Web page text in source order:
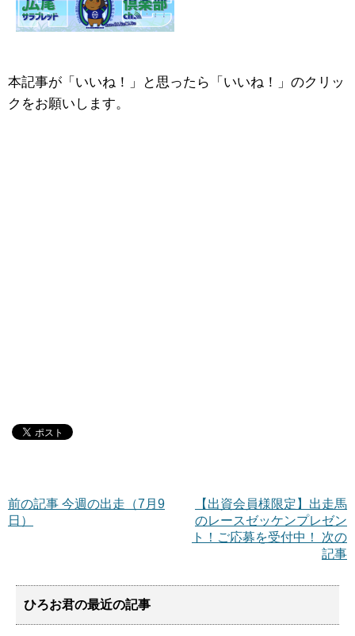
本記事が「いいね！」と思ったら「いいね！」のクリッ
クをお願いします。
【出資会員様限定】出走馬
のレースゼッケンプレゼン
ト！ご応募を受付中！ 次の
記事
前の記事 今週の出走（7月9
日）
ひろお君の最近の記事